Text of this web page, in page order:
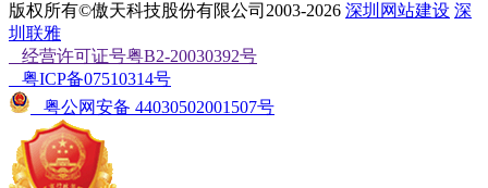
版权所有©傲天科技股份有限公司2003-2026 深圳网站建设 深
圳联雅
经营许可证号粤B2-20030392号
粤ICP备07510314号
粤公网安备 44030502001507号